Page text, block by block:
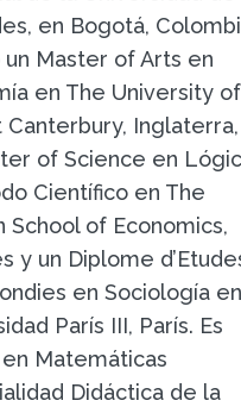
en Bogotá,
Master of Arts en
en The University of
Canterbury, Inglaterra,
of Science en
Científico en The
School of Economics,
y un Diplome
en Sociología
París III, París. Es
Matemáticas
Didáctica de la